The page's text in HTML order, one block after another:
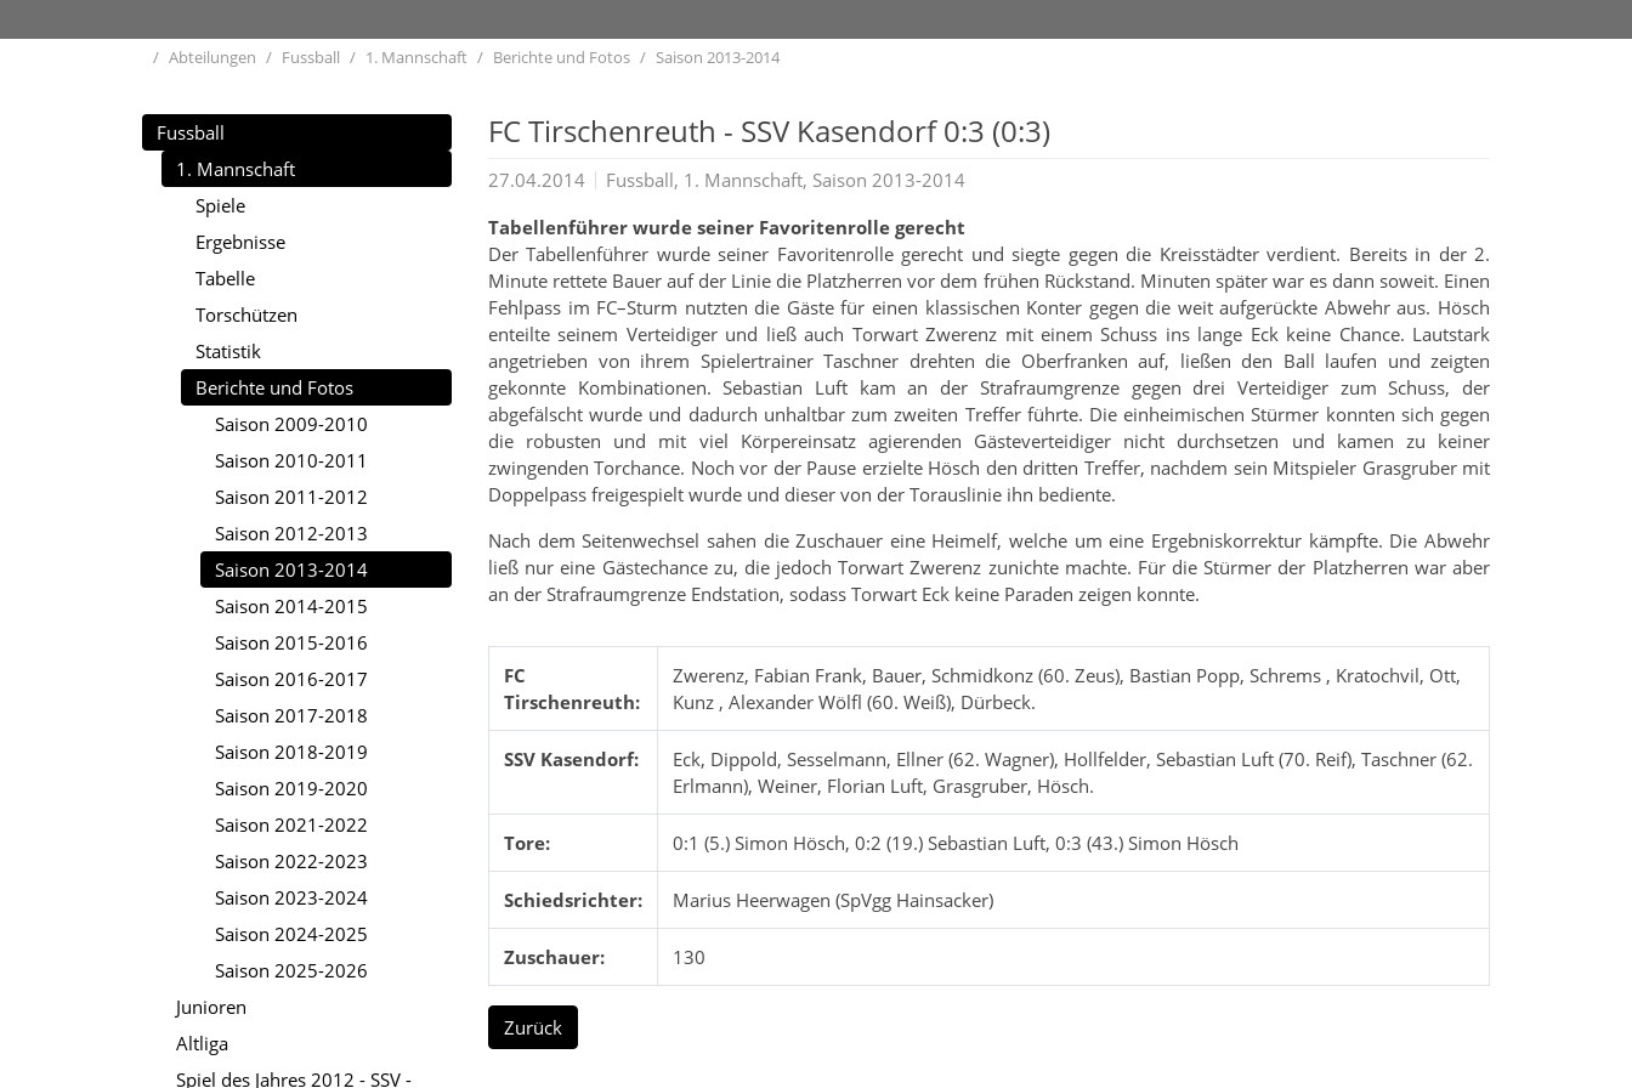
HomeAbteilungen Fussball 1. Mannschaft Berichte und Fotos Saison 2013-2014
FC Tirschenreuth - SSV Kasendorf 0:3 (0:3)
27.04.2014
Fussball, 1. Mannschaft, Saison 2013-2014
Tabellenführer wurde seiner Favoritenrolle gerecht
Der Tabellenführer wurde seiner Favoritenrolle gerecht und siegte gegen die Kreisstädter verdient. Bereits in der 2.
Minute rettete Bauer auf der Linie die Platzherren vor dem frühen Rückstand. Minuten später war es dann soweit. Einen
Fehlpass im FC–Sturm nutzten die Gäste für einen klassischen Konter gegen die weit aufgerückte Abwehr aus. Hösch
enteilte seinem Verteidiger und ließ auch Torwart Zwerenz mit einem Schuss ins lange Eck keine Chance. Lautstark
angetrieben von ihrem Spielertrainer Taschner drehten die Oberfranken auf, ließen den Ball laufen und zeigten
gekonnte Kombinationen. Sebastian Luft kam an der Strafraumgrenze gegen drei Verteidiger zum Schuss, der
abgefälscht wurde und dadurch unhaltbar zum zweiten Treffer führte. Die einheimischen Stürmer konnten sich gegen
die robusten und mit viel Körpereinsatz agierenden Gästeverteidiger nicht durchsetzen und kamen zu keiner
zwingenden Torchance. Noch vor der Pause erzielte Hösch den dritten Treffer, nachdem sein Mitspieler Grasgruber mit
Doppelpass freigespielt wurde und dieser von der Torauslinie ihn bediente.
Nach dem Seitenwechsel sahen die Zuschauer eine Heimelf, welche um eine Ergebniskorrektur kämpfte. Die Abwehr
ließ nur eine Gästechance zu, die jedoch Torwart Zwerenz zunichte machte. Für die Stürmer der Platzherren war aber
an der Strafraumgrenze Endstation, sodass Torwart Eck keine Paraden zeigen konnte.
FC
Tirschenreuth:
Zwerenz, Fabian Frank, Bauer, Schmidkonz (60. Zeus), Bastian Popp, Schrems , Kratochvil, Ott,
Kunz , Alexander Wölfl (60. Weiß), Dürbeck.
SSV Kasendorf:
Eck, Dippold, Sesselmann, Ellner (62. Wagner), Hollfelder, Sebastian Luft (70. Reif), Taschner (62.
Erlmann), Weiner, Florian Luft, Grasgruber, Hösch.
Tore: 0:1 (5.) Simon Hösch, 0:2 (19.) Sebastian Luft, 0:3 (43.) Simon Hösch
Schiedsrichter: Marius Heerwagen (SpVgg Hainsacker)
Zuschauer: 130
Zurück
Fussball
1. Mannschaft
Spiele
Ergebnisse
Tabelle
Torschützen
Statistik
Berichte und Fotos
Saison 2009-2010
Saison 2010-2011
Saison 2011-2012
Saison 2012-2013
Saison 2013-2014
Saison 2014-2015
Saison 2015-2016
Saison 2016-2017
Saison 2017-2018
Saison 2018-2019
Saison 2019-2020
Saison 2021-2022
Saison 2022-2023
Saison 2023-2024
Saison 2024-2025
Saison 2025-2026
Junioren
Altliga
Spiel des Jahres 2012 - SSV -